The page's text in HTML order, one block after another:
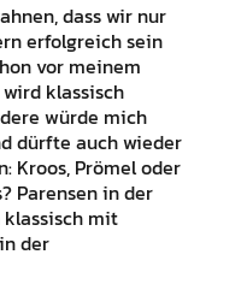
dass wir nur
erfolgreich sein
vor meinem
klassisch
würde mich
dürfte auch wieder
Kroos, Prömel oder
Parensen in der
mit
der